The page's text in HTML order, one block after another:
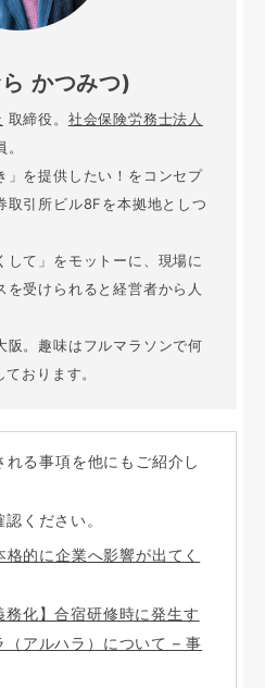
かつみつ)
取締役。 社会保険労務士法人
」を提供したい！をコンセプ
取引所ビル8Fを本拠地としつ
して」をモットーに、現場に
を受けられると経営者から人
阪。趣味はフルマラソンで何
おります。
る事項を他にもご紹介し
ください。
格的に企業へ影響が出てく
務化】合宿研修時に発生す
（アルハラ）について – 事